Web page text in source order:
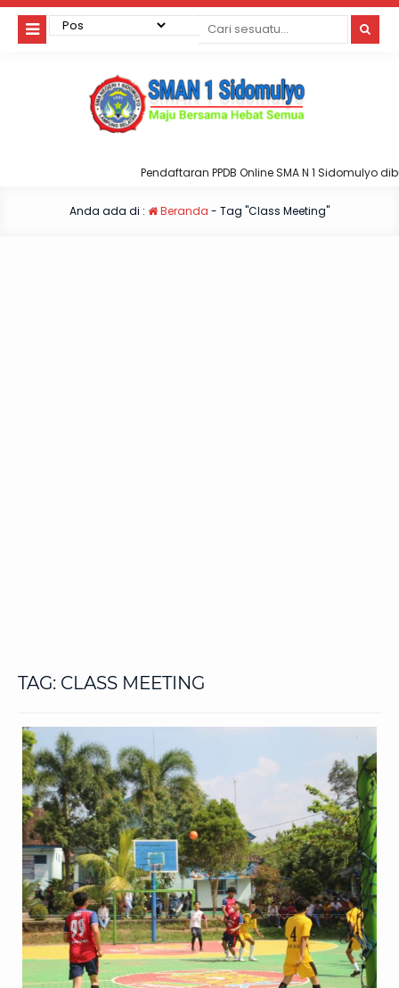
Pendaftaran PPDB Online SMA N 1 Sidomulyo
Anda ada di : Beranda - Tag "Class Meeting"
TAG: CLASS MEETING